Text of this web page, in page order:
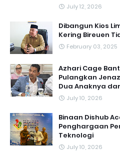
July 12, 2026
Dibangun Kios
Kering Bireuen
February 03, 2025
Azhari Cage
Pulangkan
Dua Anaknya
July 10, 2026
Binaan Dishub
Penghargaan
Teknologi
July 10, 2026